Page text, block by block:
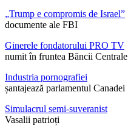
„Trump e compromis de Israel”
documente ale FBI
Ginerele fondatorului PRO TV
numit în fruntea Băncii Centrale
Industria pornografiei
șantajează parlamentul Canadei
Simulacrul semi-suveranist
Vasalii patrioți